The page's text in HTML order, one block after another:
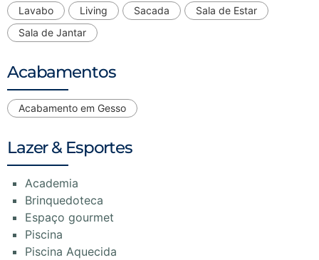
Lavabo
Living Sacada
Sala de Estar
Sala de Jantar
Acabamentos
Acabamento em Gesso
Lazer & Esportes
Academia
Brinquedoteca
Espaço gourmet
Piscina
Piscina Aquecida